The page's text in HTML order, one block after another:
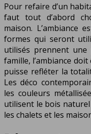
Pour refaire d’un
faut tout d’abord
maison. L’ambiance
formes qui seront
utilisés prennent
famille, l’ambiance
puisse refléter la
Les déco
les couleurs
utilisent le bois naturel
les chalets et les